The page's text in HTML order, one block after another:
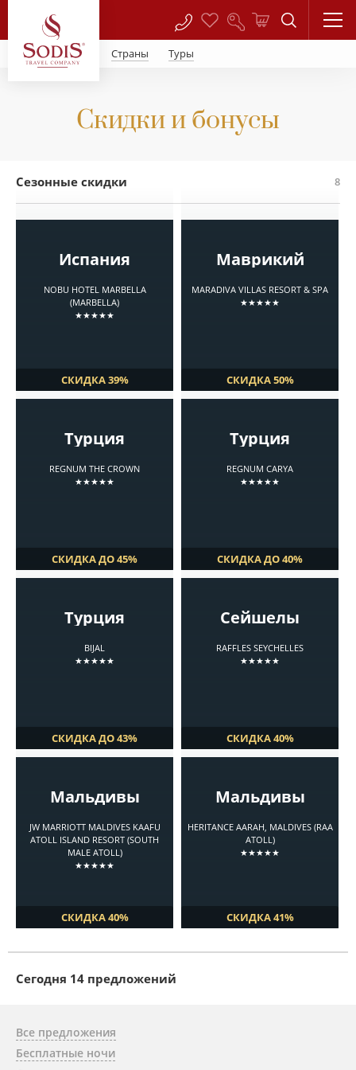
Страны Туры
Скидки и бонусы
Сезонные скидки 8
Испания
NOBU HOTEL MARBELLA
(MARBELLA)
★★★★★
СКИДКА 39%
Маврикий
MARADIVA VILLAS RESORT & SPA
★★★★★
СКИДКА 50%
Турция
REGNUM THE CROWN
★★★★★
СКИДКА ДО 45%
Турция
REGNUM CARYA
★★★★★
СКИДКА ДО 40%
Турция
BIJAL
★★★★★
СКИДКА ДО 43%
Сейшелы
RAFFLES SEYCHELLES
★★★★★
СКИДКА 40%
Мальдивы
JW MARRIOTT MALDIVES KAAFU
ATOLL ISLAND RESORT (SOUTH
MALE ATOLL)
★★★★★
СКИДКА 40%
Мальдивы
HERITANCE AARAH, MALDIVES (RAA
ATOLL)
★★★★★
СКИДКА 41%
Cегодня 14 предложений
Все предложения
Бесплатные ночи